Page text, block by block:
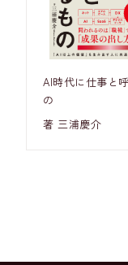
AI時代に仕事と
の
著 三浦慶介